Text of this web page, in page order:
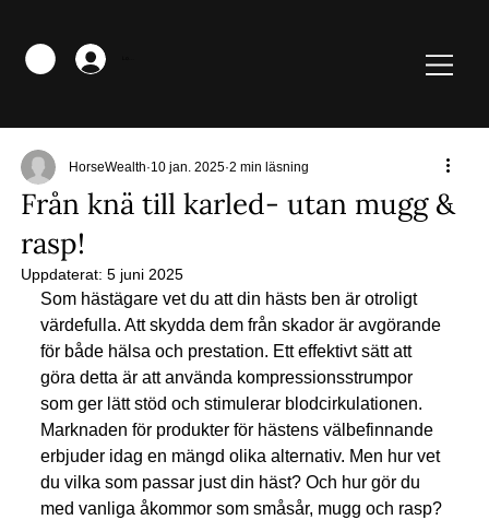
Från knä till karled- utan mugg &
rasp!
HorseWealth 10 jan. 2025 2 min läsning
Uppdaterat: 5 juni 2025
Som hästägare vet du att din hästs ben är otroligt
värdefulla. Att skydda dem från skador är avgörande
för både hälsa och prestation. Ett effektivt sätt att
göra detta är att använda kompressionsstrumpor
som ger lätt stöd och stimulerar blodcirkulationen.
Marknaden för produkter för hästens välbefinnande
erbjuder idag en mängd olika alternativ. Men hur vet
du vilka som passar just din häst? Och hur gör du
med vanliga åkommor som småsår, mugg och rasp?